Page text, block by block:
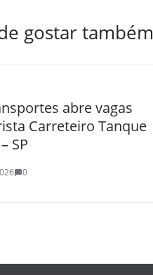
gostar também
abre vagas
Carreteiro Tanque
SP
0